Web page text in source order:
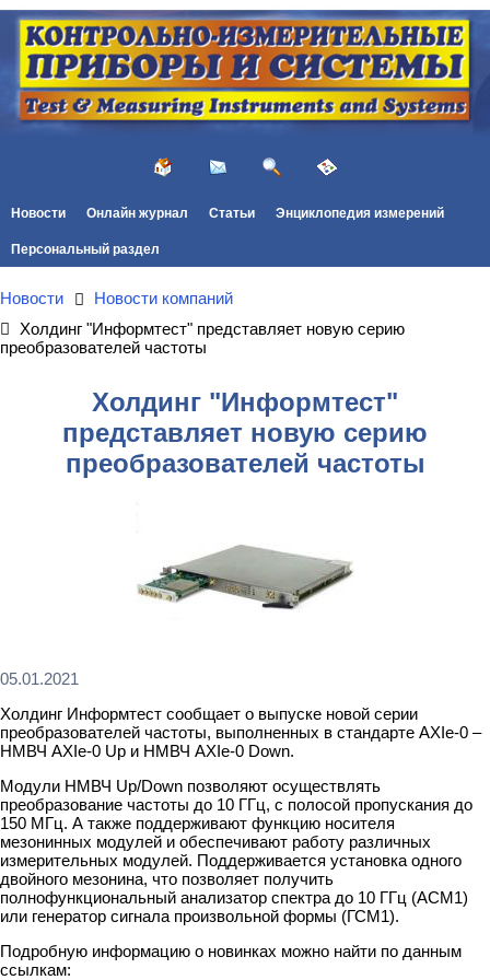
Новости Онлайн журнал Статьи Энциклопедия измерений
Персональный раздел
Новости
Новости компаний
Холдинг "Информтест" представляет новую серию
преобразователей частоты
Холдинг "Информтест"
представляет новую серию
преобразователей частоты
05.01.2021
Холдинг Информтест сообщает о выпуске новой серии
преобразователей частоты, выполненных в стандарте AXIe-0 –
НМВЧ AXIe-0 Up и НМВЧ AXIe-0 Down.
Модули НМВЧ Up/Down позволяют осуществлять
преобразование частоты до 10 ГГц, с полосой пропускания до
150 МГц. А также поддерживают функцию носителя
мезонинных модулей и обеспечивают работу различных
измерительных модулей. Поддерживается установка одного
двойного мезонина, что позволяет получить
полнофункциональный анализатор спектра до 10 ГГц (АСМ1)
или генератор сигнала произвольной формы (ГСМ1).
Подробную информацию о новинках можно найти по данным
ссылкам: